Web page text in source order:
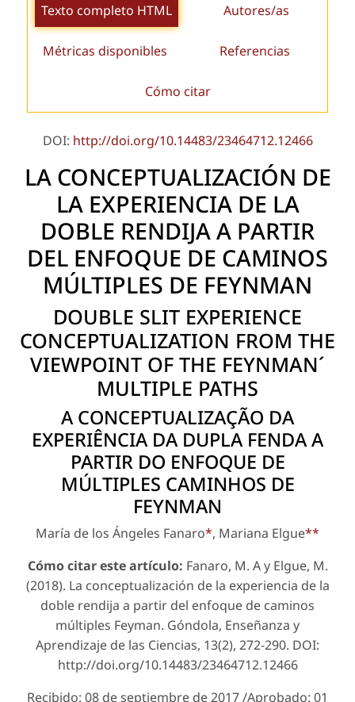
Texto completo HTML Autores/as
Métricas disponibles Referencias
Cómo citar
DOI: http://doi.org/10.14483/23464712.12466
LA CONCEPTUALIZACIÓN DE
LA EXPERIENCIA DE LA
DOBLE RENDIJA A PARTIR
DEL ENFOQUE DE CAMINOS
MÚLTIPLES DE FEYNMAN
DOUBLE SLIT EXPERIENCE
CONCEPTUALIZATION FROM THE
VIEWPOINT OF THE FEYNMAN´
MULTIPLE PATHS
A CONCEPTUALIZAÇÃO DA
EXPERIÊNCIA DA DUPLA FENDA A
PARTIR DO ENFOQUE DE
MÚLTIPLES CAMINHOS DE
FEYNMAN
María de los Ángeles Fanaro*, Mariana Elgue**
Cómo citar este artículo: Fanaro, M. A y Elgue, M.
(2018). La conceptualización de la experiencia de la
doble rendija a partir del enfoque de caminos
múltiples Feyman. Góndola, Enseñanza y
Aprendizaje de las Ciencias, 13(2), 272-290. DOI:
http://doi.org/10.14483/23464712.12466
Recibido: 08 de septiembre de 2017 /Aprobado: 01